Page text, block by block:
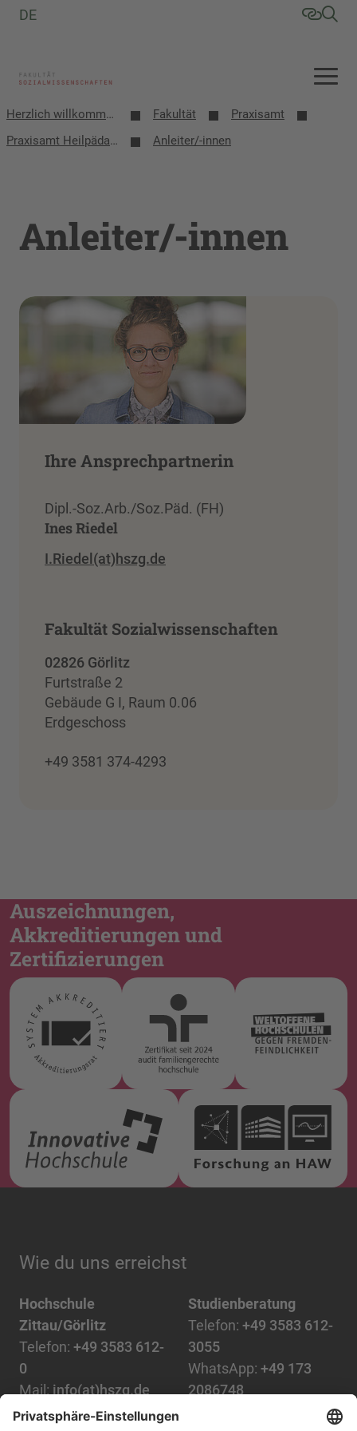
DE
Herzlich willkommen an der Fakultät Sozialwissenschaften Fakultät
Praxisamt
Praxisamt Heilpädagogik/Inclusion Studies
Anleiter/-innen
Anleiter/-innen
Ihre Ansprechpartnerin
Dipl.-Soz.Arb./Soz.Päd. (FH)
Ines Riedel
I.Riedel(at)hszg.de
Fakultät Sozialwissenschaften
02826 Görlitz
Furtstraße 2
Gebäude G I, Raum 0.06
Erdgeschoss
+49 3581 374-4293
Auszeichnungen,
Akkreditierungen und
Zertifizierungen
Wie du uns erreichst
Hochschule
Zittau/Görlitz
Telefon: +49 3583 612-
0
Mail: info(at)hszg.de
Studienberatung
Telefon: +49 3583 612-
3055
WhatsApp: +49 173
2086748